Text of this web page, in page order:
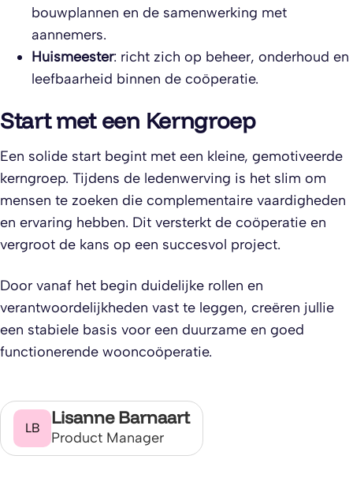
bouwplannen en de samenwerking met
aannemers.
Huismeester: richt zich op beheer, onderhoud en
leefbaarheid binnen de coöperatie.
Start met een Kerngroep
Een solide start begint met een kleine, gemotiveerde
kerngroep. Tijdens de ledenwerving is het slim om
mensen te zoeken die complementaire vaardigheden
en ervaring hebben. Dit versterkt de coöperatie en
vergroot de kans op een succesvol project.
Door vanaf het begin duidelijke rollen en
verantwoordelijkheden vast te leggen, creëren jullie
een stabiele basis voor een duurzame en goed
functionerende wooncoöperatie.
LB Lisanne Barnaart
Product Manager